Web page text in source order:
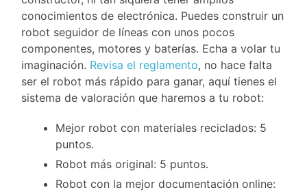
conocimientos de electrónica. Puedes construir un
robot seguidor de líneas con unos pocos
componentes, motores y baterías. Echa a volar tu
imaginación. Revisa el reglamento, no hace falta
ser el robot más rápido para ganar, aquí tienes el
sistema de valoración que haremos a tu robot:
Mejor robot con materiales reciclados: 5
puntos.
Robot más original: 5 puntos.
Robot con la mejor documentación online: